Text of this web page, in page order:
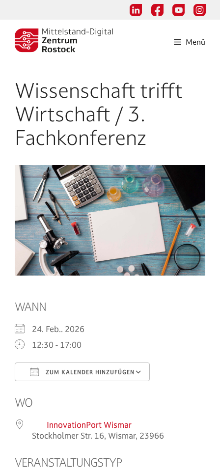
springen
Menü
Wissenschaft trifft
Wirtschaft / 3.
Fachkonferenz
WANN
24. Feb.. 2026
12:30 - 17:00
ZUM KALENDER HINZUFÜGEN
WO
InnovationPort Wismar
Stockholmer Str. 16, Wismar, 23966
VERANSTALTUNGSTYP